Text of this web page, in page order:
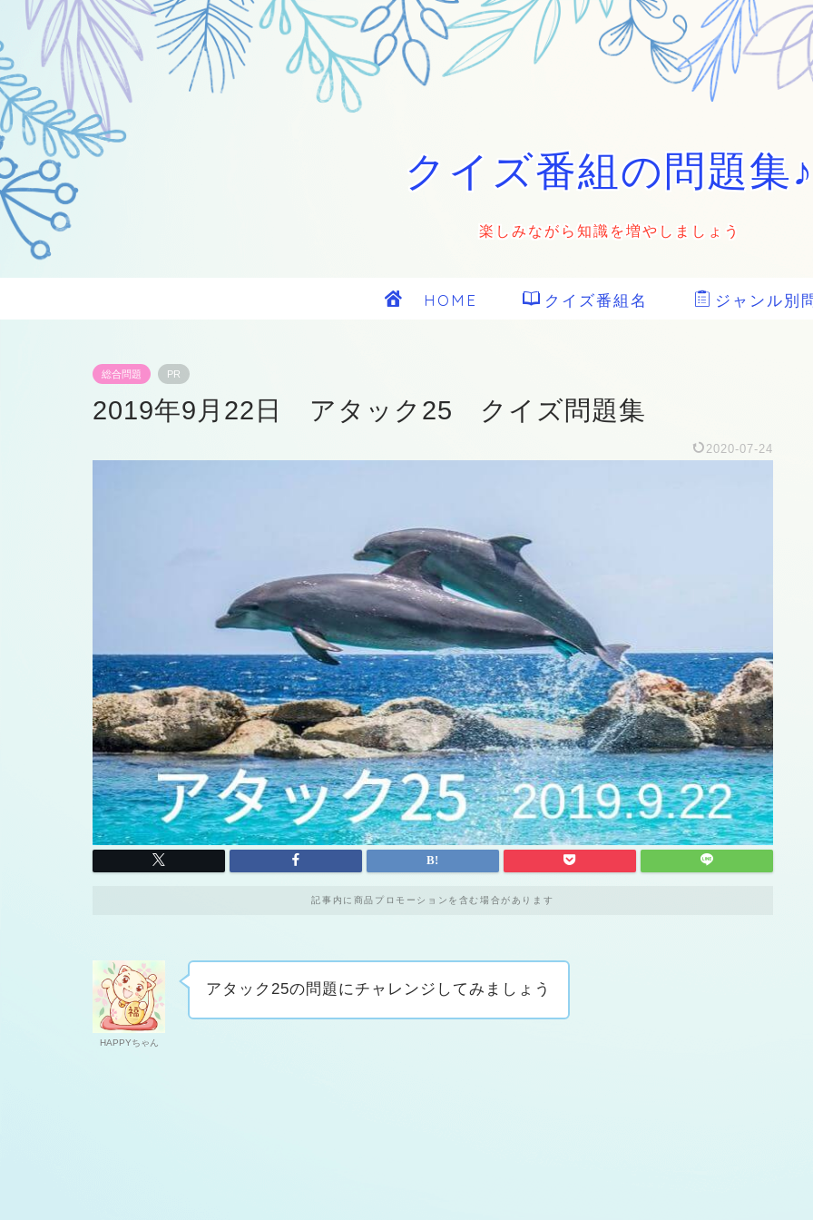
クイズ番組の問題集
楽しみながら知識を増やしましょう
HOME クイズ番組名 ジャンル別
総合問題 PR
2019年9月22日 アタック25 クイズ問題集
2020-07-24
記事内に商品プロモーションを含む場合があります
HAPPYちゃん
アタック25の問題にチャレンジしてみましょう